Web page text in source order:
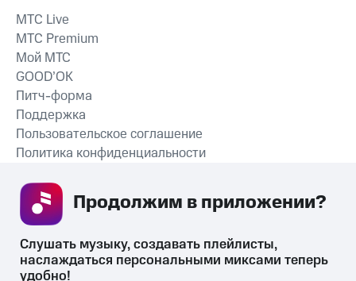
СКАЧАТЬ ПРИЛОЖЕНИЕ
MTС Live
MTС Premium
Мой МТС
GOOD’OK
Питч-форма
Поддержка
Пользовательское соглашение
Политика конфиденциальности
Слушать музыку, создавать плейлисты,
наслаждаться персональными миксами теперь
удобно!